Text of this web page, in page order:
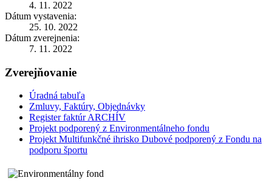
4. 11. 2022
Dátum vystavenia:
25. 10. 2022
Dátum zverejnenia:
7. 11. 2022
Zverejňovanie
Úradná tabuľa
Zmluvy, Faktúry, Objednávky
Register faktúr ARCHÍV
Projekt podporený z Environmentálneho fondu
Projekt Multifunkčné ihrisko Dubové podporený z Fondu na
podporu športu